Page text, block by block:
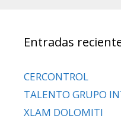
Entradas
CERCONTROL
TALENTO GRUPO
XLAM DOLOMITI